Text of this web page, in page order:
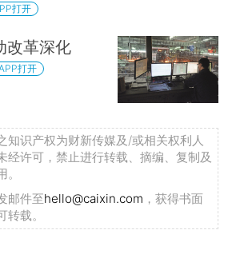
打开
改革深化
打开
知识产权为财新传媒及/或相关权利人
经许可，禁止进行转载、摘编、复制及
邮件至hello@caixin.com ，获得书面
载。